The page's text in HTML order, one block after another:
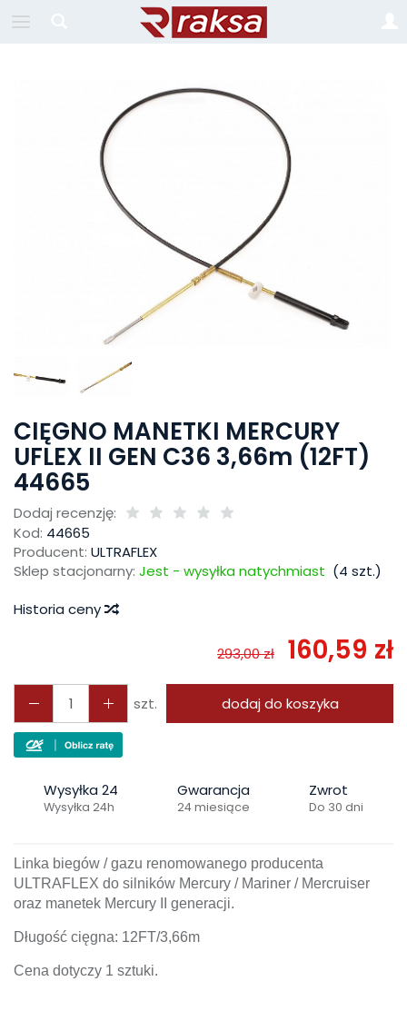
CIĘGNO MANETKI MERCURY
UFLEX II GEN C36 3,66m (12FT)
44665
Dodaj recenzję:
Kod: 44665
Producent: ULTRAFLEX
Sklep stacjonarny: Jest - wysyłka natychmiast (4 szt.)
Historia ceny
293,00 zł 160,59 zł
szt. dodaj do koszyka
Wysyłka 24
Wysyłka 24h
Gwarancja
24 miesiące
Zwrot
Do 30 dni
Linka biegów / gazu renomowanego producenta
ULTRAFLEX do silników Mercury / Mariner / Mercruiser
oraz manetek Mercury II generacji.
Długość cięgna: 12FT/3,66m
Cena dotyczy 1 sztuki.